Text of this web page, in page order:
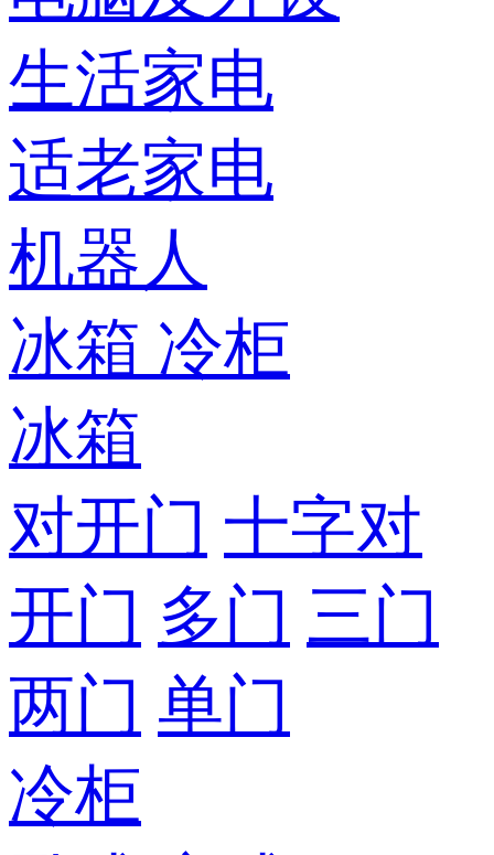
生活家电
适老家电
机器人
冰箱 冷柜
冰箱
对开门 十字对
开门 多门 三门
两门 单门
冷柜